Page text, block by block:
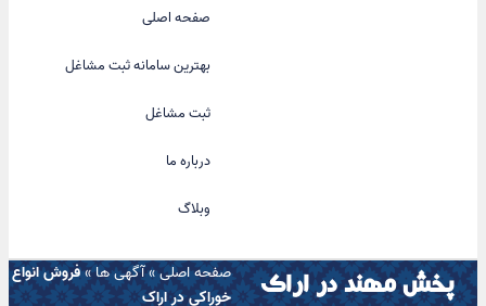
صفحه اصلی
بهترین سامانه ثبت مشاغل
ثبت مشاغل
درباره ما
وبلاگ
پخش مهند در اراک
صفحه اصلی»آگهی ها»فروش انواع
خوراکی در اراک